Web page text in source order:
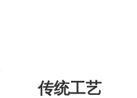
传统工艺